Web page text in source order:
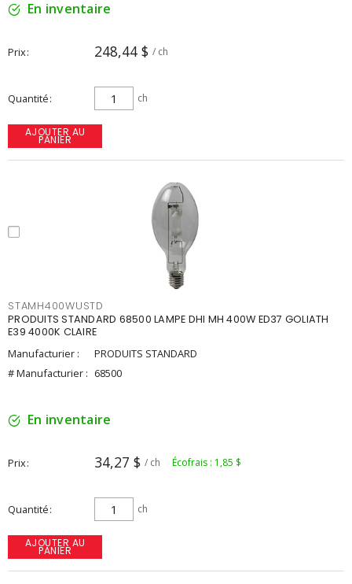
En inventaire
Prix 248,44 $ / ch
Quantité ch
AJOUTER AU
PANIER
STAMH400WUSTD
PRODUITS STANDARD 68500 LAMPE DHI MH 400W ED37 GOLIATH
E39 4000K CLAIRE
Manufacturier :
PRODUITS STANDARD
# Manufacturier : 68500
En inventaire
Prix 34,27 $ / ch Écofrais : 1,85 $
Quantité ch
AJOUTER AU
PANIER